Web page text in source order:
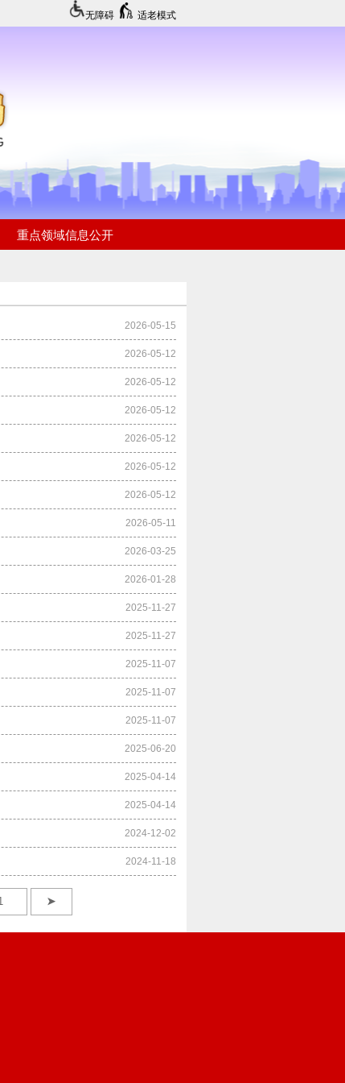
无障碍 适老模式
2026-05-15
2026-05-12
2026-05-12
2026-05-12
2026-05-12
2026-05-12
2026-05-12
2026-05-11
2026-03-25
2026-01-28
2025-11-27
2025-11-27
2025-11-07
2025-11-07
2025-11-07
2025-06-20
2025-04-14
2025-04-14
2024-12-02
2024-11-18
➤